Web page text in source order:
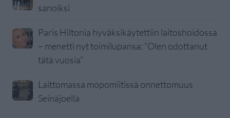
sanoiksi
Paris Hiltonia hyväksikäytettiin laitoshoidossa
– menetti nyt toimilupansa: ”Olen odottanut
tätä vuosia”
Laittomassa mopomiitissä onnettomuus
Seinäjoella